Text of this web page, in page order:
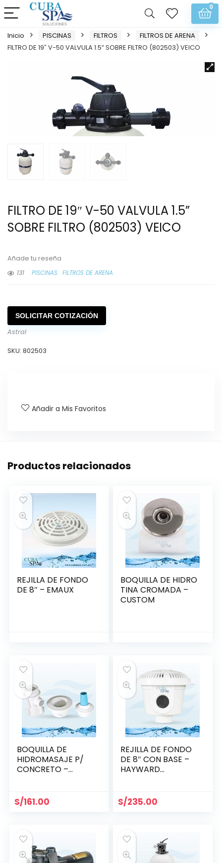
0
Inicio PISCINAS FILTROS
FILTROS DE ARENA
FILTRO DE 19″ V-50 VALVULA 1.5” SOBRE FILTRO (802503) VEICO
FILTRO DE 19″ V-50 VALVULA 1.5”
SOBRE FILTRO (802503) VEICO
Añade tu reseña
131
PISCINAS FILTROS DE ARENA
SOLICITAR COTIZACIÓN
Astral
SKU: 802503
Añadir a Mis Favoritos
Productos relacionados
REJILLA DE FONDO
DE 8″ – EMAUX
BOQUILLA DE HIDRO
TINA CROMADA –
CUSTOM
BOQUILLA DE
HIDROMASAJE P/
CONCRETO –
S/161.00
REJILLA DE FONDO
DE 8″ CON BASE –
HAYWARD
S/235.00